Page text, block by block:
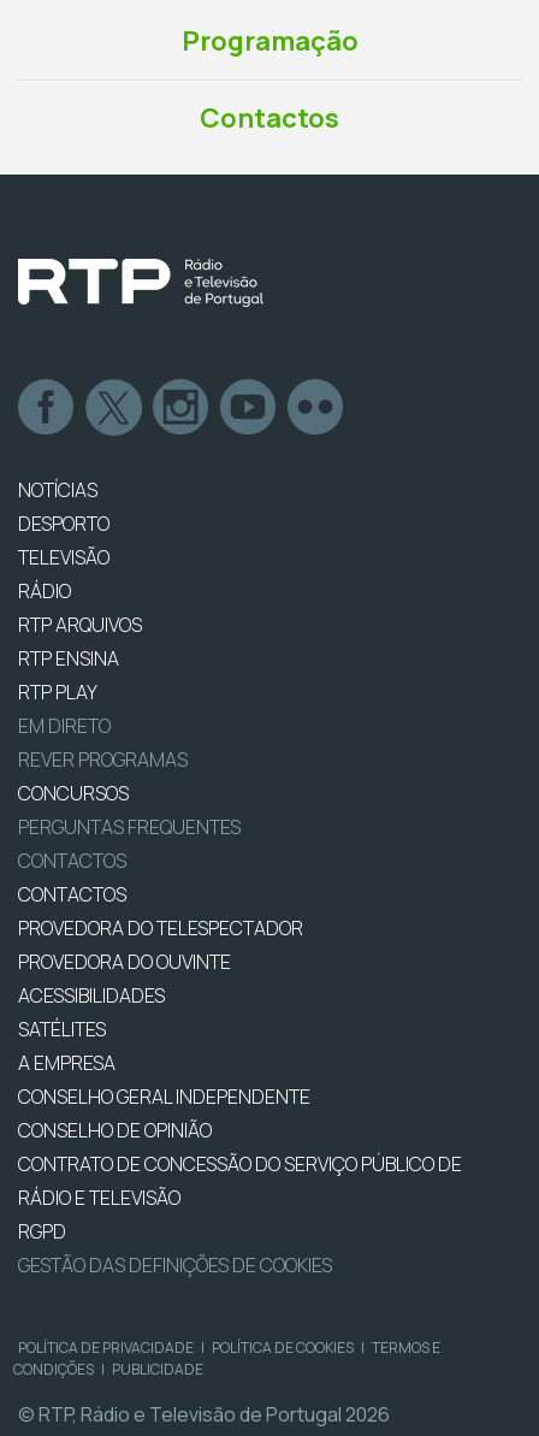
Programação
Contactos
NOTÍCIAS
DESPORTO
TELEVISÃO
RÁDIO
RTP ARQUIVOS
RTP ENSINA
RTP PLAY
EM DIRETO
REVER PROGRAMAS
CONCURSOS
PERGUNTAS FREQUENTES
CONTACTOS
CONTACTOS
PROVEDORA DO TELESPECTADOR
PROVEDORA DO OUVINTE
ACESSIBILIDADES
SATÉLITES
A EMPRESA
CONSELHO GERAL INDEPENDENTE
CONSELHO DE OPINIÃO
CONTRATO DE CONCESSÃO DO SERVIÇO PÚBLICO DE
RÁDIO E TELEVISÃO
RGPD
GESTÃO DAS DEFINIÇÕES DE COOKIES
POLÍTICA DE PRIVACIDADE | POLÍTICA DE COOKIES | TERMOS E
CONDIÇÕES | PUBLICIDADE
© RTP, Rádio e Televisão de Portugal 2026